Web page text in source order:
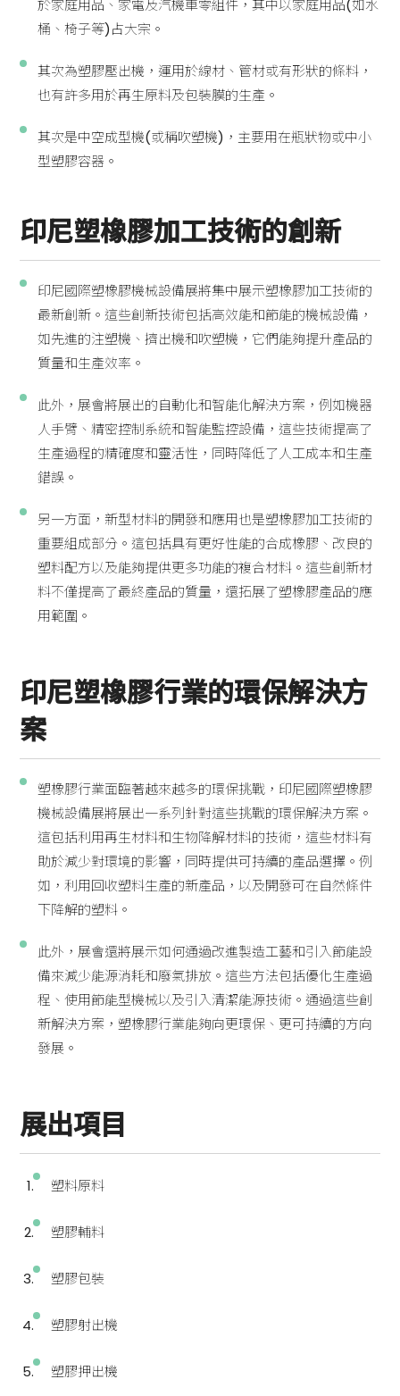
於家庭用品、家電及汽機車零組件，其中以家庭用品(如水
桶、椅子等)占大宗。
其次為塑膠壓出機，運用於線材、管材或有形狀的條料，
也有許多用於再生原料及包裝膜的生產。
其次是中空成型機(或稱吹塑機)，主要用在瓶狀物或中小
型塑膠容器。
印尼塑橡膠加工技術的創新
印尼國際塑橡膠機械設備展將集中展示塑橡膠加工技術的
最新創新。這些創新技術包括高效能和節能的機械設備，
如先進的注塑機、擠出機和吹塑機，它們能夠提升產品的
質量和生產效率。
此外，展會將展出的自動化和智能化解決方案，例如機器
人手臂、精密控制系統和智能監控設備，這些技術提高了
生產過程的精確度和靈活性，同時降低了人工成本和生產
錯誤。
另一方面，新型材料的開發和應用也是塑橡膠加工技術的
重要組成部分。這包括具有更好性能的合成橡膠、改良的
塑料配方以及能夠提供更多功能的複合材料。這些創新材
料不僅提高了最終產品的質量，還拓展了塑橡膠產品的應
用範圍。
印尼塑橡膠行業的環保解決方
案
塑橡膠行業面臨著越來越多的環保挑戰，印尼國際塑橡膠
機械設備展將展出一系列針對這些挑戰的環保解決方案。
這包括利用再生材料和生物降解材料的技術，這些材料有
助於減少對環境的影響，同時提供可持續的產品選擇。例
如，利用回收塑料生產的新產品，以及開發可在自然條件
下降解的塑料。
此外，展會還將展示如何通過改進製造工藝和引入節能設
備來減少能源消耗和廢氣排放。這些方法包括優化生產過
程、使用節能型機械以及引入清潔能源技術。通過這些創
新解決方案，塑橡膠行業能夠向更環保、更可持續的方向
發展。
展出項目
塑料原料
塑膠輔料
塑膠包裝
塑膠射出機
塑膠押出機